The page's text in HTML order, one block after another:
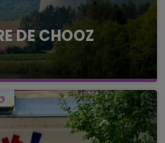
DE CHOOZ
la centrale
Une situation
qui est toujours